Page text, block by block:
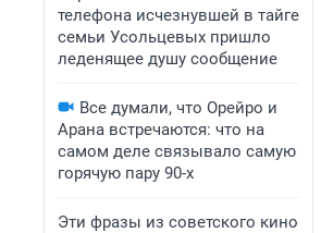
телефона исчезнувшей в тайге
семьи Усольцевых пришло
леденящее душу сообщение
Все думали, что Орейро и
Арана встречаются: что на
самом деле связывало самую
горячую пару 90-х
Эти фразы из советского кино